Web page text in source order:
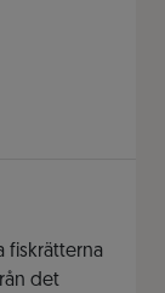
fiskrätterna
det